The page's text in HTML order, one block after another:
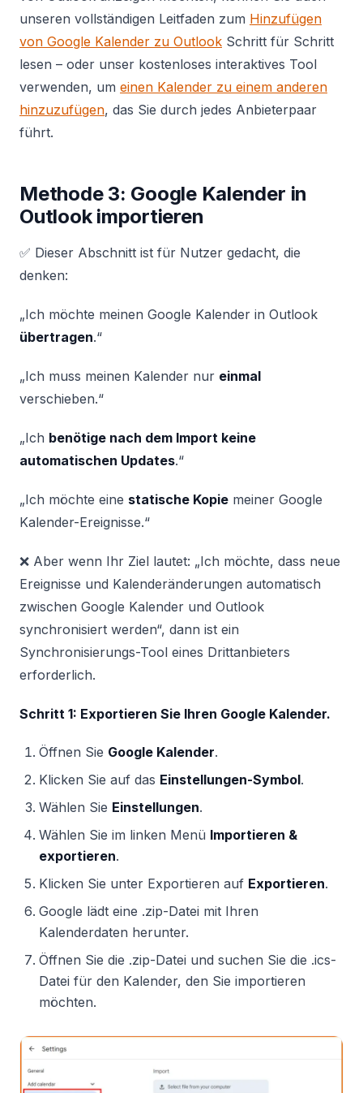
unseren vollständigen Leitfaden zum Hinzufügen
von Google Kalender zu Outlook Schritt für Schritt
lesen – oder unser kostenloses interaktives Tool
verwenden, um einen Kalender zu einem anderen
hinzuzufügen, das Sie durch jedes Anbieterpaar
führt.
Methode 3: Google Kalender in
Outlook importieren
✅ Dieser Abschnitt ist für Nutzer gedacht, die
denken:
„Ich möchte meinen Google Kalender in Outlook
übertragen.“
„Ich muss meinen Kalender nur einmal
verschieben.“
„Ich benötige nach dem Import keine
automatischen Updates.“
„Ich möchte eine statische Kopie meiner Google
Kalender-Ereignisse.“
❌ Aber wenn Ihr Ziel lautet: „Ich möchte, dass neue
Ereignisse und Kalenderänderungen automatisch
zwischen Google Kalender und Outlook
synchronisiert werden“, dann ist ein
Synchronisierungs-Tool eines Drittanbieters
erforderlich.
Schritt 1: Exportieren Sie Ihren Google Kalender.
Öffnen Sie Google Kalender.
Klicken Sie auf das Einstellungen-Symbol.
Wählen Sie Einstellungen.
Wählen Sie im linken Menü Importieren &
exportieren.
Klicken Sie unter Exportieren auf Exportieren.
Google lädt eine .zip-Datei mit Ihren
Kalenderdaten herunter.
Öffnen Sie die .zip-Datei und suchen Sie die .ics-
Datei für den Kalender, den Sie importieren
möchten.